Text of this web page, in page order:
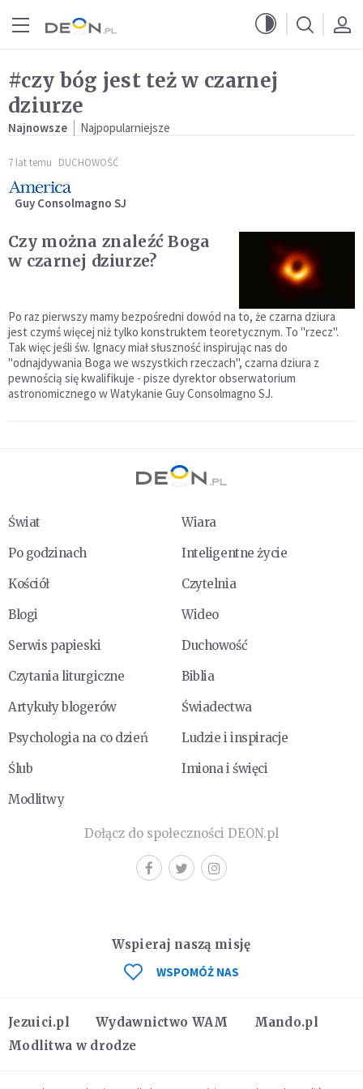
#czy bóg jest też w czarnej
dziurze
Najnowsze Najpopularniejsze
7 lat temu DUCHOWOŚĆ
Guy Consolmagno SJ
Czy można znaleźć Boga
w czarnej dziurze?
Po raz pierwszy mamy bezpośredni dowód na to, że czarna dziura
jest czymś więcej niż tylko konstruktem teoretycznym. To "rzecz".
Tak więc jeśli św. Ignacy miał słuszność inspirując nas do
"odnajdywania Boga we wszystkich rzeczach", czarna dziura z
pewnością się kwalifikuje - pisze dyrektor obserwatorium
astronomicznego w Watykanie Guy Consolmagno SJ.
Świat
Wiara
Po godzinach
Inteligentne życie
Kościół
Czytelnia
Blogi
Wideo
Serwis papieski
Duchowość
Czytania liturgiczne
Biblia
Artykuły blogerów
Świadectwa
Psychologia na co dzień
Ludzie i inspiracje
Ślub
Imiona i święci
Modlitwy
Dołącz do społeczności DEON.pl
Jezuici.pl Wydawnictwo WAM
Mando.pl
Modlitwa w drodze
Wspieraj naszą misję
WSPOMÓŻ NAS